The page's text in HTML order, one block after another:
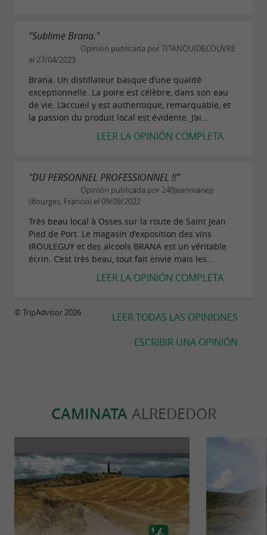
"Sublime Brana."
Opinión publicada por TITANQUIDECOUVRE
el 27/04/2023
Brana. Un distillateur basque d’une qualité
exceptionnelle. La poire est célèbre, dans son eau
de vie. L’accueil y est authentique, remarquable, et
la passion du produit local est évidente. J’ai...
LEER LA OPINIÓN COMPLETA
"DU PERSONNEL PROFESSIONNEL !!"
Opinión publicada por 240jeanmariep
(Bourges, Francia) el 09/09/2022
Très beau local à Osses sur la route de Saint Jean
Pied de Port. Le magasin d’exposition des vins
IROULEGUY et des alcools BRANA est un véritable
écrin. C’est très beau, tout fait envie mais les...
LEER LA OPINIÓN COMPLETA
LEER TODAS LAS OPINIONES
ESCRIBIR UNA OPINIÓN
© TripAdvisor 2026
CAMINATAALREDEDOR